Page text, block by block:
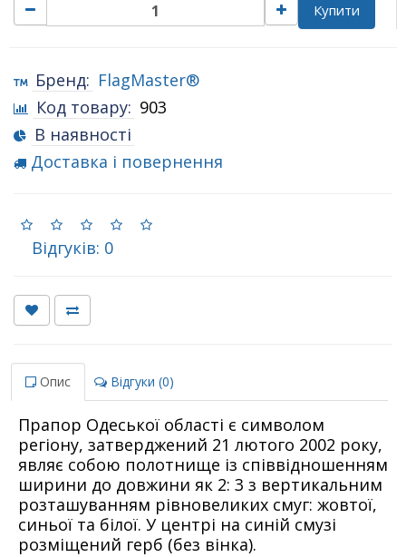
Купити
Бренд: FlagMaster®
Код товару: 903
В наявності
Доставка і повернення
Відгуків: 0
Опис Відгуки (0)
Прапор Одеської області є символом
регіону, затверджений 21 лютого 2002 року,
являє собою полотнище із співвідношенням
ширини до довжини як 2: 3 з вертикальним
розташуванням рівновеликих смуг: жовтої,
синьої та білої. У центрі на синій смузі
розміщений герб (без вінка).